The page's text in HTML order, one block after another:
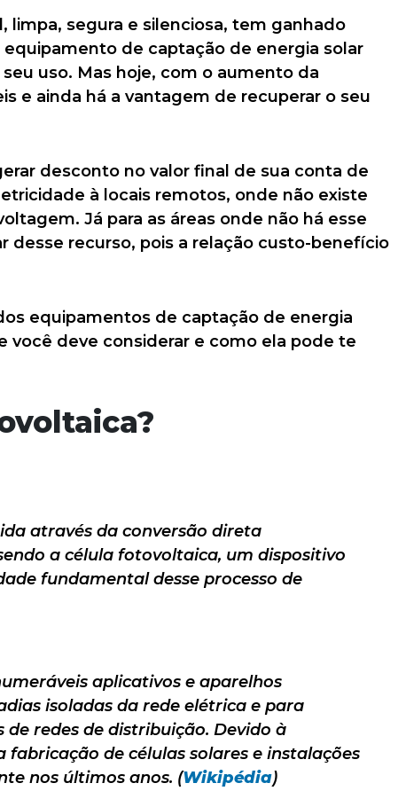
limpa, segura e silenciosa, tem ganhado
de captação de energia solar
uso. Mas hoje, com o aumento da
e ainda há a vantagem de recuperar o seu
desconto no valor final de sua conta de
à locais remotos, onde não existe
Já para as áreas onde não há esse
desse recurso, pois a relação custo-benefício
equipamentos de captação de energia
você deve considerar e como ela pode te
através da conversão direta
a célula fotovoltaica, um dispositivo
fundamental desse processo de
aplicativos e aparelhos
isoladas da rede elétrica e para
redes de distribuição. Devido à
de células solares e instalações
nos últimos anos. (Wikipédia)